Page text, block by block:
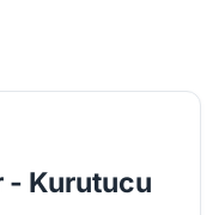
- Kurutucu